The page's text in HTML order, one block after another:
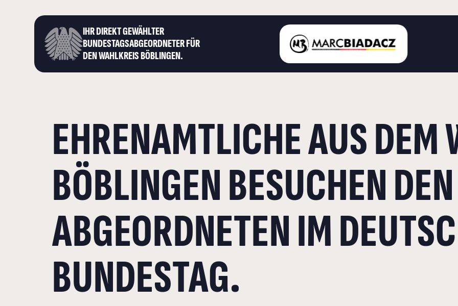
IHR DIREKT GEWÄHLTER
BUNDESTAGS­ABGEORDNETER FÜR
DEN WAHLKREIS BÖBLINGEN.
ÜBER MICH
LANDKREIS BÖBLINGEN
DEUTSCHER BUNDESTAG
AKTUELLES
KONTAKT
EHRENAMTLICHE AUS DEM
BÖBLINGEN BESUCHEN
ABGEORDNETEN IM
BUNDESTAG.